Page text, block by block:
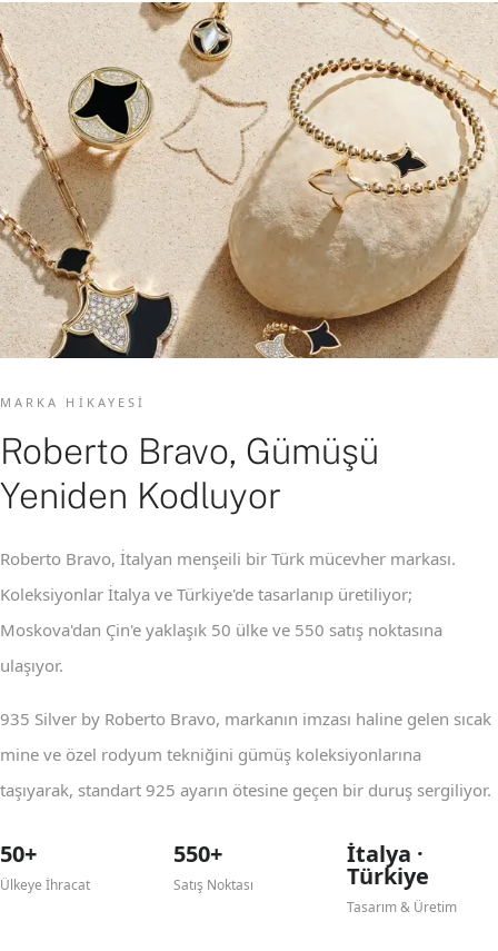
MARKA HIKAYESI
Roberto Bravo, Gümüşü
Yeniden Kodluyor
Roberto Bravo, İtalyan menşeili bir Türk mücevher markası.
Koleksiyonlar İtalya ve Türkiye'de tasarlanıp üretiliyor;
Moskova'dan Çin'e yaklaşık 50 ülke ve 550 satış noktasına
ulaşıyor.
935 Silver by Roberto Bravo, markanın imzası haline gelen sıcak
mine ve özel rodyum tekniğini gümüş koleksiyonlarına
taşıyarak, standart 925 ayarın ötesine geçen bir duruş sergiliyor.
50+
Ülkeye İhracat
550+
Satış Noktası
İtalya ·
Türkiye
Tasarım & Üretim